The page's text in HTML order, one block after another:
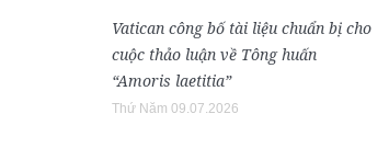
Vatican công bố tài liệu chuẩn bị cho
cuộc thảo luận về Tông huấn
“Amoris laetitia”
Thứ Năm 09.07.2026